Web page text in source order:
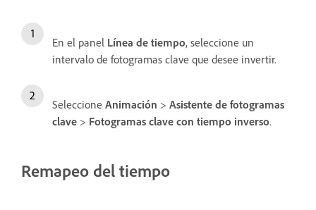
En el panel Línea de tiempo, seleccione un
intervalo de fotogramas clave que desee invertir.
Seleccione Animación > Asistente de fotogramas
clave > Fotogramas clave con tiempo inverso.
Remapeo del tiempo